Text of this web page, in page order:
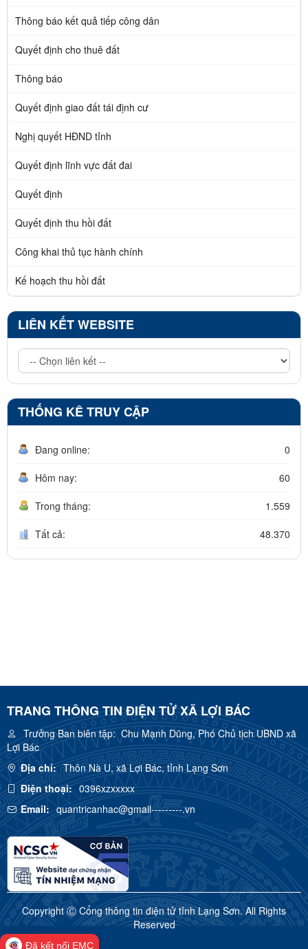
Thông báo kết quả tiếp công dân
Quyết định cho thuê đất
Thông báo
Quyết định giao đất tái định cư
Nghị quyết HĐND tỉnh
Quyết định lĩnh vực đất đai
Quyết định
Quyết định thu hồi đất
Công khai thủ tục hành chính
Kế hoạch thu hồi đất
LIÊN KẾT WEBSITE
THỐNG KÊ TRUY CẬP
Đang online: 0
Hôm nay: 60
Trong tháng: 1.559
Tất cả: 48.370
TRANG THÔNG TIN ĐIỆN TỬ XÃ LỢI BÁC
Trưởng Ban biên tập:Chu Mạnh Dũng, Phó Chủ tịch UBND xã
Lợi Bác
Địa chỉ: Thôn Nà U, xã Lợi Bác, tỉnh Lạng Sơn
Điện thoại: 0396xzxxxxx
Email: quantricanhac@gmail---------.vn
Copyright Ⓒ Cổng thông tin điện tử tỉnh Lạng Sơn. All Rights
Reserved
Đã kết nối EMC